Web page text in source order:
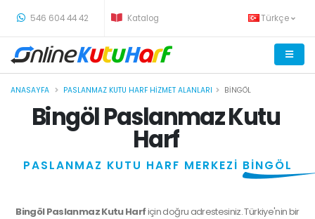
546 604 44 42 Katalog Türkçe
ANASAYFA PASLANMAZ KUTU HARF HIZMET ALANLARI BINGÖL
Bingöl Paslanmaz Kutu
Harf
PASLANMAZ KUTU HARF MERKEZİ BİNGÖL
Bingöl Paslanmaz Kutu Harfiçin doğru adrestesiniz. Türkiye'nin bir